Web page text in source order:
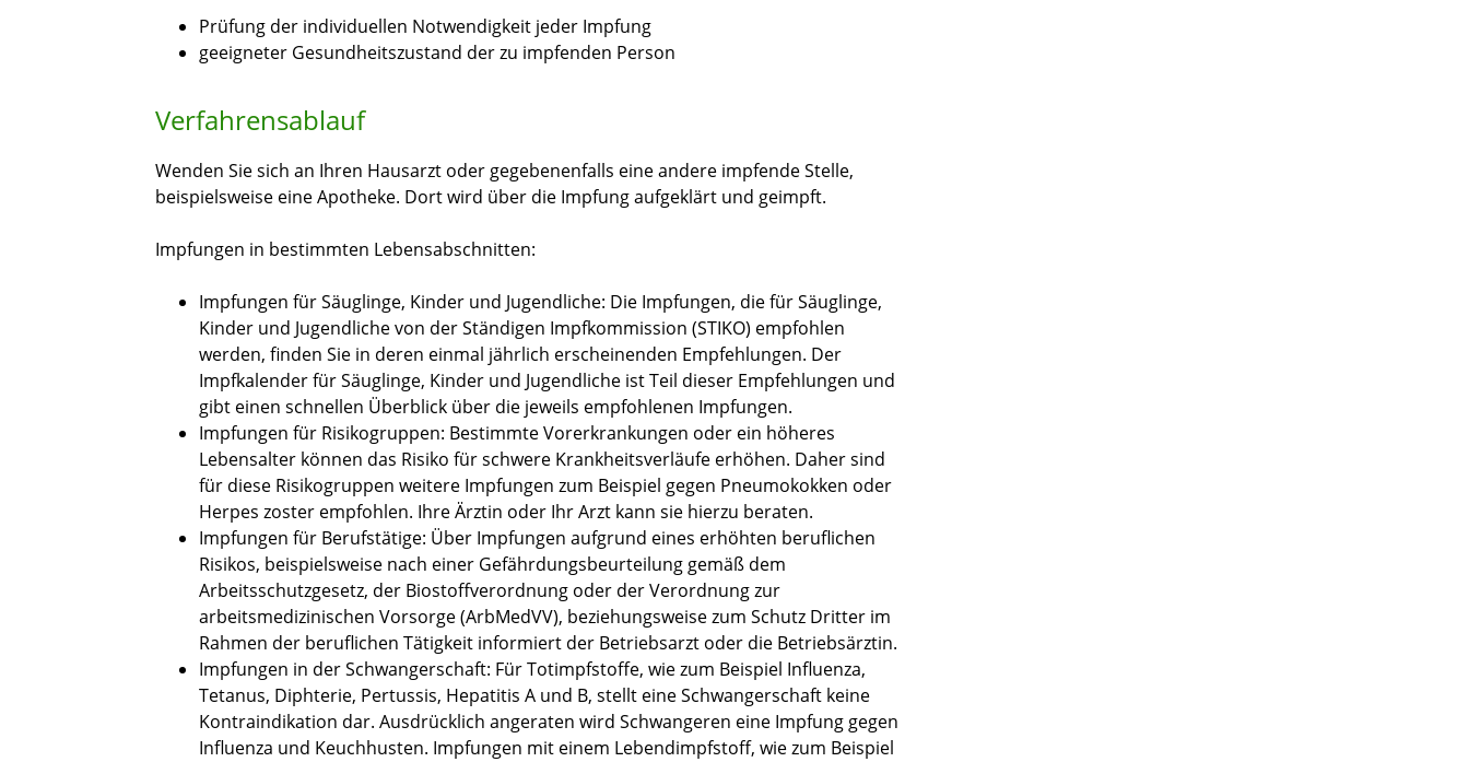
Prüfung der individuellen Notwendigkeit jeder Impfung
geeigneter Gesundheitszustand der zu impfenden Person
Verfahrensablauf
Wenden Sie sich an Ihren Hausarzt oder gegebenenfalls eine andere impfende Stelle,
beispielsweise eine Apotheke. Dort wird über die Impfung aufgeklärt und geimpft.
Impfungen in bestimmten Lebensabschnitten:
Impfungen für Säuglinge, Kinder und Jugendliche: Die Impfungen, die für Säuglinge,
Kinder und Jugendliche von der Ständigen Impfkommission (STIKO) empfohlen
werden, finden Sie in deren einmal jährlich erscheinenden Empfehlungen. Der
Impfkalender für Säuglinge, Kinder und Jugendliche ist Teil dieser Empfehlungen und
gibt einen schnellen Überblick über die jeweils empfohlenen Impfungen.
Impfungen für Risikogruppen: Bestimmte Vorerkrankungen oder ein höheres
Lebensalter können das Risiko für schwere Krankheitsverläufe erhöhen. Daher sind
für diese Risikogruppen weitere Impfungen zum Beispiel gegen Pneumokokken oder
Herpes zoster empfohlen. Ihre Ärztin oder Ihr Arzt kann sie hierzu beraten.
Impfungen für Berufstätige: Über Impfungen aufgrund eines erhöhten beruflichen
Risikos, beispielsweise nach einer Gefährdungsbeurteilung gemäß dem
Arbeitsschutzgesetz, der Biostoffverordnung oder der Verordnung zur
arbeitsmedizinischen Vorsorge (ArbMedVV), beziehungsweise zum Schutz Dritter im
Rahmen der beruflichen Tätigkeit informiert der Betriebsarzt oder die Betriebsärztin.
Impfungen in der Schwangerschaft: Für Totimpfstoffe, wie zum Beispiel Influenza,
Tetanus, Diphterie, Pertussis, Hepatitis A und B, stellt eine Schwangerschaft keine
Kontraindikation dar. Ausdrücklich angeraten wird Schwangeren eine Impfung gegen
Influenza und Keuchhusten. Impfungen mit einem Lebendimpfstoff, wie zum Beispiel